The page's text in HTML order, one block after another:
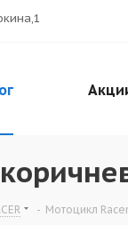
- Мотоцикл